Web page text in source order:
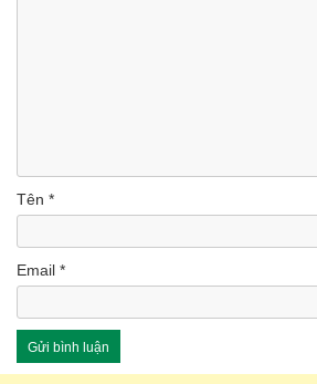
Tên *
Email *